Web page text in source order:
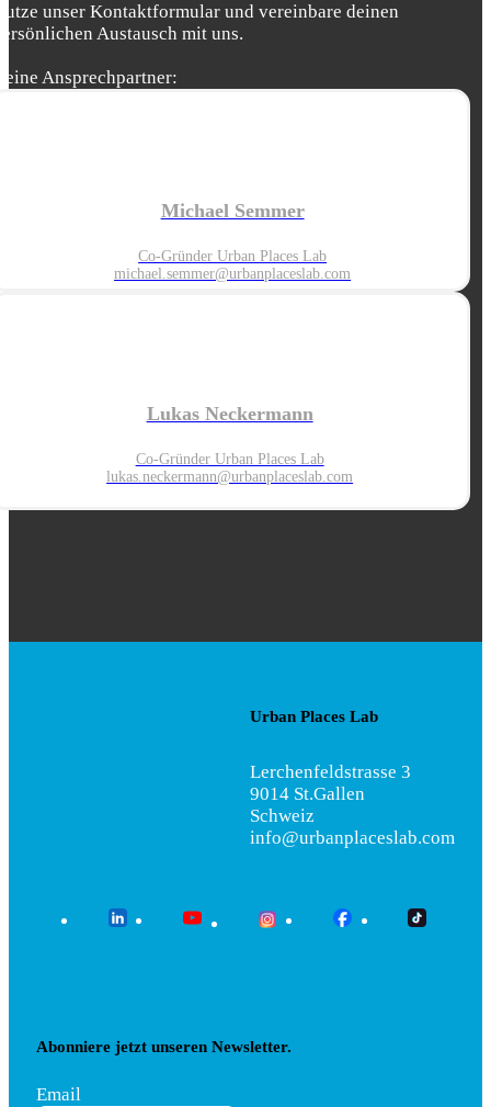
unser Kontaktformular und vereinbare deinen
Austausch mit uns.
Ansprechpartner:
Michael Semmer
Co-Gründer Urban Places Lab
michael.semmer@urbanplaceslab.com
Lukas Neckermann
Co-Gründer Urban Places Lab
lukas.neckermann@urbanplaceslab.com
Urban Places Lab
Lerchenfeldstrasse 3
9014 St.Gallen
Schweiz
info@urbanplaceslab.com
Abonniere jetzt unseren Newsletter.
Email